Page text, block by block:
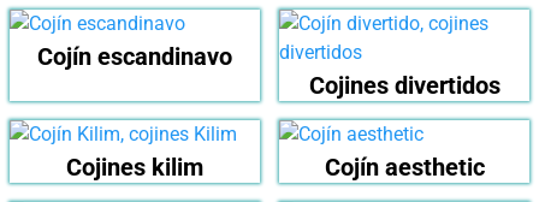
Cojín escandinavo
Cojines divertidos
Cojines kilim Cojín aesthetic